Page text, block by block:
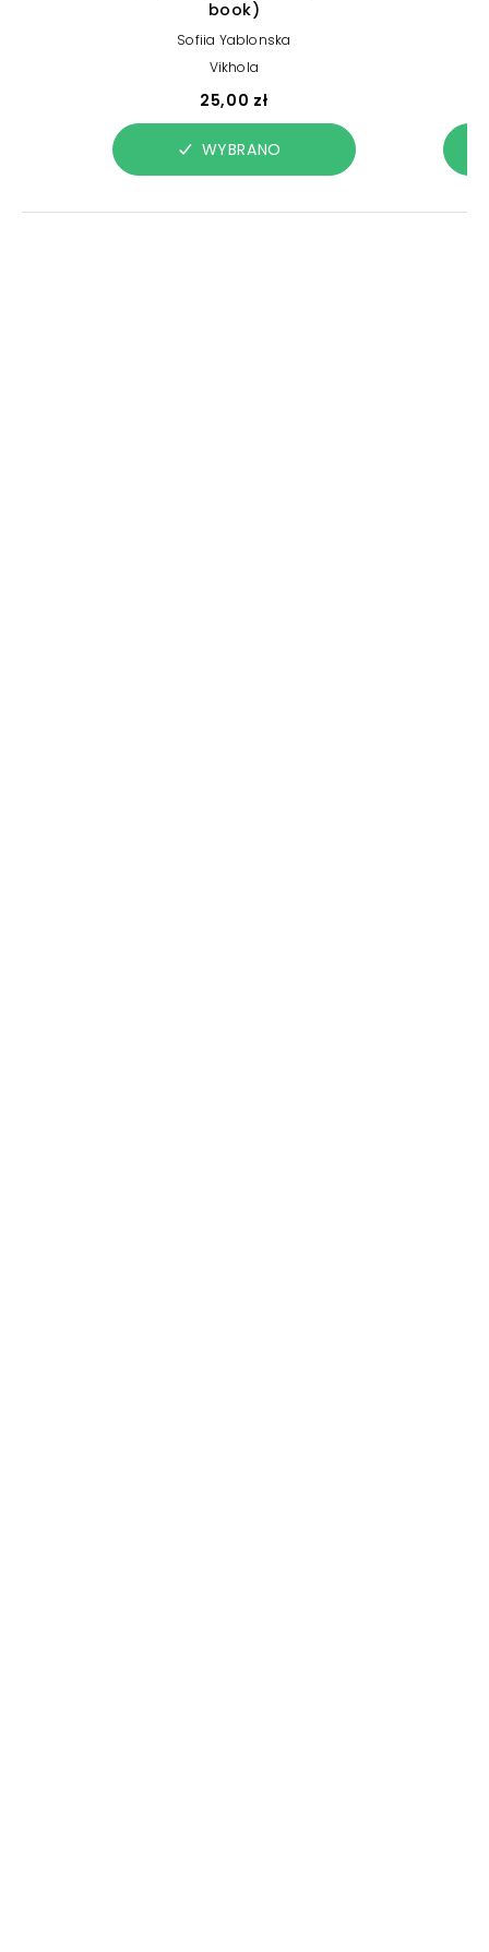
book)
Sofiia Yablonska
Vikhola
25,00 zł
WYBRANO